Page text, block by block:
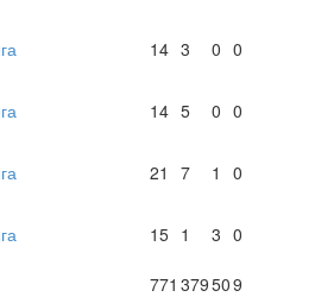
14 3 0 0
14 5 0 0
21 7 1
0
15 1 3 0
771 379509